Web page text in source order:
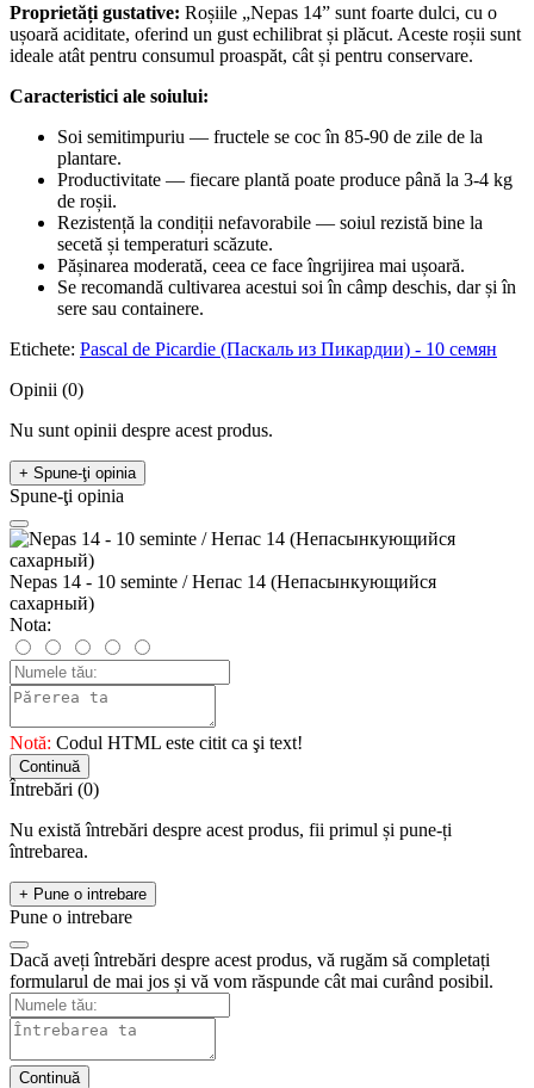
Proprietăți gustative: Roșiile „Nepas 14” sunt foarte dulci, cu o
ușoară aciditate, oferind un gust echilibrat și plăcut. Aceste roșii sunt
ideale atât pentru consumul proaspăt, cât și pentru conservare.
Caracteristici ale soiului:
Soi semitimpuriu — fructele se coc în 85-90 de zile de la
plantare.
Productivitate — fiecare plantă poate produce până la 3-4 kg
de roșii.
Rezistență la condiții nefavorabile — soiul rezistă bine la
secetă și temperaturi scăzute.
Pășinarea moderată, ceea ce face îngrijirea mai ușoară.
Se recomandă cultivarea acestui soi în câmp deschis, dar și în
sere sau containere.
Etichete: Pascal de Picardie (Паскаль из Пикардии) - 10 семян
Opinii (0)
Nu sunt opinii despre acest produs.
+ Spune-ţi opinia
Spune-ţi opinia
Nepas 14 - 10 seminte / Непас 14 (Непасынкующийся
сахарный)
Nota:
Notă: Codul HTML este citit ca şi text!
Continuă
Întrebări (0)
Nu există întrebări despre acest produs, fii primul și pune-ți
întrebarea.
+ Pune o intrebare
Pune o intrebare
Dacă aveți întrebări despre acest produs, vă rugăm să completați
formularul de mai jos și vă vom răspunde cât mai curând posibil.
Continuă